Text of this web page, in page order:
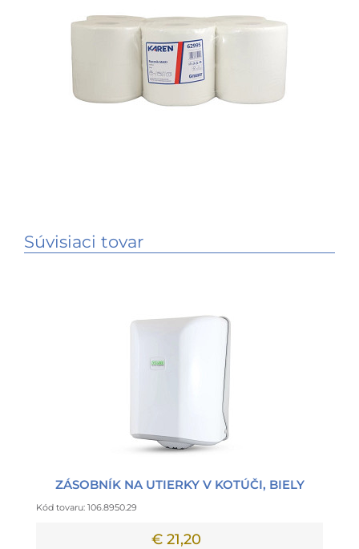
Súvisiaci tovar
ZÁSOBNÍK NA UTIERKY V KOTÚČI, BIELY
Kód tovaru: 106.8950.29
€ 21,20